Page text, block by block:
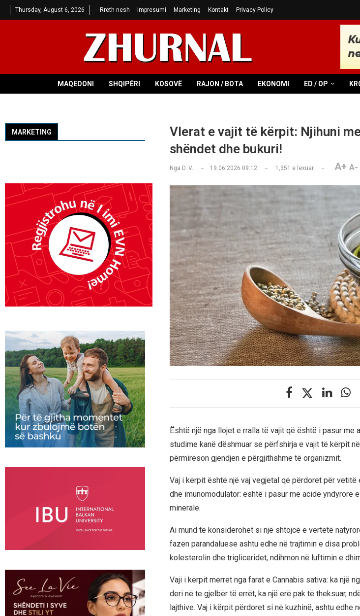
Thursday, August 6, 2026 Rreth nesh Impresumi Marketing Kontakt Privacy Policy
MAQEDONI SHQIPËRI KOSOVË RAJON / BOTA EKONOMI ED / OP
Vlerat e vajit të kërpit: Njihuni
shëndet dhe bukuri!
Nga D. V. 19.06.2026 09:12 1,351 e lexuar A+ A-
Është një nga llojet e rralla të vajit që është i pasur me
studime kanë dëshmuar se përfshirja e vajit të kërpit
përmirëson gjendjen e përgjithshme të organizmit.
Vaj i kërpit është një vaj vegjetal që përdoret për
dhe imunomodulator: është i pasur me acide yndyrore
minerale.
Ai mund të konsiderohet si një shtojcë e vërtetë
fazën parandaluese ashtu edhe në trajtimin e disa
kolesterolin dhe trigliceridet, ndihmon në luftimin e
Vaji i kërpit merret nga farat e Cannabis sativa: ka një
deri në te gjelbër të errët, ka një erë pak të theksuar,
lajthive. Vaj i kërpit përdoret si në kuzhinë, ashtu edhe
MARKETING